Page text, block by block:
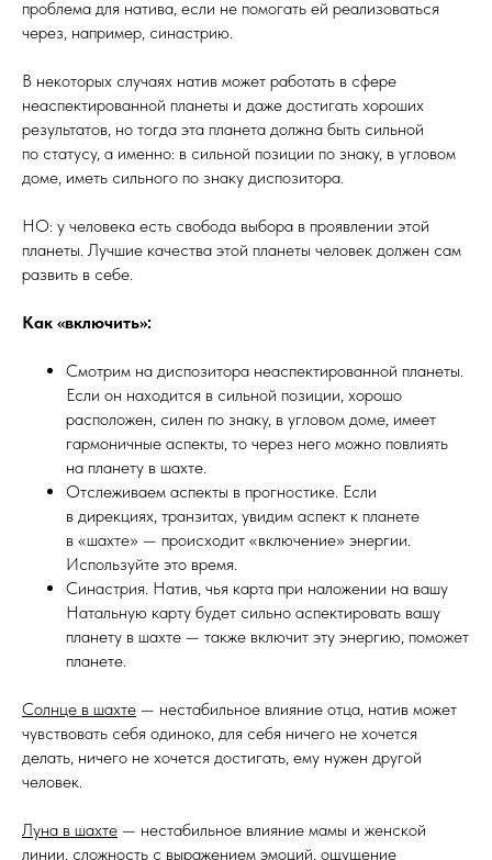
проблема для натива, если не помогать ей реализоваться
через, например, синастрию.
В некоторых случаях натив может работать в сфере
неаспектированной планеты и даже достигать хороших
результатов, но тогда эта планета должна быть сильной
по статусу, а именно: в сильной позиции по знаку, в угловом
доме, иметь сильного по знаку диспозитора.
НО: у человека есть свобода выбора в проявлении этой
планеты. Лучшие качества этой планеты человек должен сам
развить в себе.
Как «включить»:
Смотрим на диспозитора неаспектированной планеты.
Если он находится в сильной позиции, хорошо
расположен, силен по знаку, в угловом доме, имеет
гармоничные аспекты, то через него можно повлиять
на планету в шахте.
Отслеживаем аспекты в прогностике. Если
в дирекциях, транзитах, увидим аспект к планете
в «шахте» — происходит «включение» энергии.
Используйте это время.
Синастрия. Натив, чья карта при наложении на вашу
Натальную карту будет сильно аспектировать вашу
планету в шахте — также включит эту энергию, поможет
планете.
Солнце в шахте — нестабильное влияние отца, натив может
чувствовать себя одиноко, для себя ничего не хочется
делать, ничего не хочется достигать, ему нужен другой
человек.
Луна в шахте — нестабильное влияние мамы и женской
линии, сложность с выражением эмоций, ощущение